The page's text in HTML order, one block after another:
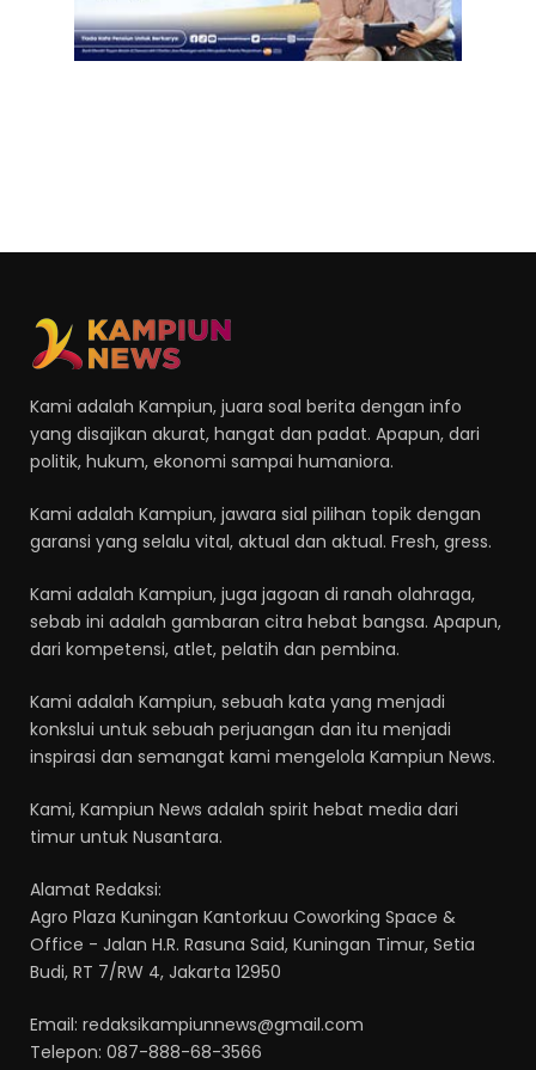
Kami adalah Kampiun, juara soal berita dengan info
yang disajikan akurat, hangat dan padat. Apapun, dari
politik, hukum, ekonomi sampai humaniora.
Kami adalah Kampiun, jawara sial pilihan topik dengan
garansi yang selalu vital, aktual dan aktual. Fresh, gress.
Kami adalah Kampiun, juga jagoan di ranah olahraga,
sebab ini adalah gambaran citra hebat bangsa. Apapun,
dari kompetensi, atlet, pelatih dan pembina.
Kami adalah Kampiun, sebuah kata yang menjadi
konkslui untuk sebuah perjuangan dan itu menjadi
inspirasi dan semangat kami mengelola Kampiun News.
Kami, Kampiun News adalah spirit hebat media dari
timur untuk Nusantara.
Alamat Redaksi:
Agro Plaza Kuningan Kantorkuu Coworking Space &
Office - Jalan H.R. Rasuna Said, Kuningan Timur, Setia
Budi, RT 7/RW 4, Jakarta 12950
Email: redaksikampiunnews@gmail.com
Telepon: 087-888-68-3566